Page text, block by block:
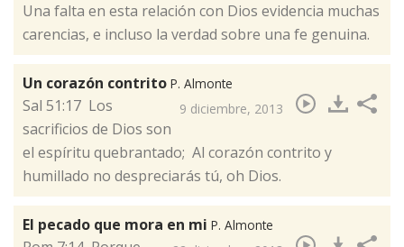
Una falta en esta relación con Dios evidencia muchas
carencias, e incluso la verdad sobre una fe genuina.
Un corazón contrito P. Almonte
9 diciembre, 2013
​Sal 51:17 Los
sacrificios de Dios son
el espíritu quebrantado; Al corazón contrito y
humillado no despreciarás tú, oh Dios.
El pecado que mora en mi P. Almonte